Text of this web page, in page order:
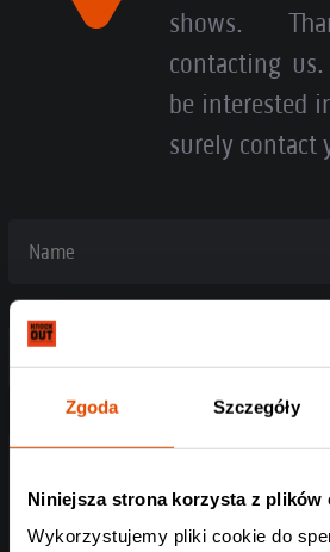
Zgoda Szczegóły
Niniejsza strona korzysta z plików
Wykorzystujemy pliki cookie do
shows.
contacting
be interested
surely contact
Name